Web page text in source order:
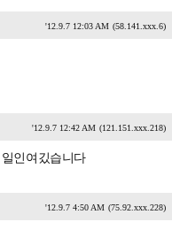
'12.9.7 12:03 AM (58.141.xxx.6)
'12.9.7 12:42 AM (121.151.xxx.218)
인여깄습니다
'12.9.7 4:50 AM (75.92.xxx.228)